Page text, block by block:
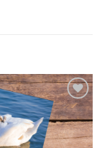
Add to
wishlist